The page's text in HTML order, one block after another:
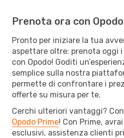
Prenota ora con
Pronto per iniziare la tua
aspettare oltre: prenota oggi
con Opodo! Goditi
semplice sulla nostra
permette di confrontare i
offerte su misura per te.
Cerchi ulteriori vantaggi?
Opodo Prime! Con Prime,
esclusivi, assistenza clienti